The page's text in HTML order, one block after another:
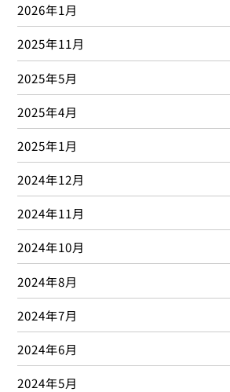
2026年1月
2025年11月
2025年5月
2025年4月
2025年1月
2024年12月
2024年11月
2024年10月
2024年8月
2024年7月
2024年6月
2024年5月